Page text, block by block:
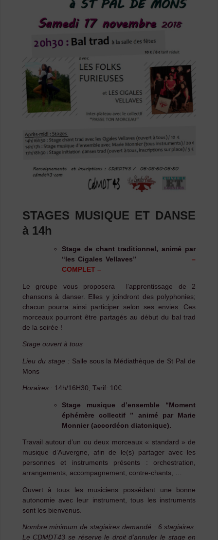
STAGES MUSIQUE ET DANSE
à 14h
Stage de chant traditionnel, animé par
“les Cigales Vellaves”
–
COMPLET –
Le groupe vous proposera l’apprentissage de 2
chansons à danser. Elles y joindront des polyphonies;
chacun pourra ainsi participer selon ses envies. Ces
morceaux pourront être partagés au début du bal trad
de la soirée !
Stage ouvert à tous
Lieu du stage : Salle sous la Médiathèque de St Pal de
Mons
Horaires: 14h/16H30, Tarif: 10€
Stage musique d’ensemble “Moment
éphémère collectif ” animé par Marie
Monnier (accordéon diatonique).
Travail autour d’un ou deux morceaux « standard » de
musique d’Auvergne, afin de le(s) partager avec les
personnes et instruments présents : orchestration,
arrangements, accompagnement, contre-chants, …
Ouvert à tous les musiciens possédant une bonne
autonomie avec leur instrument, tous les instruments
sont les bienvenus.
Nombre minimum de stagiaires demandé : 6 stagiaires.
Le CDMDT43 se réserve le droit d’annuler le stage en